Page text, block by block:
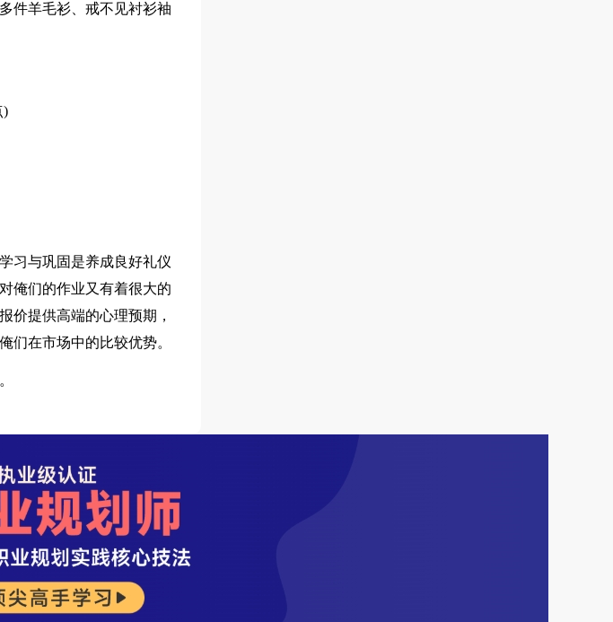
件羊毛衫、戒不见衬衫袖
)
习与巩固是养成良好礼仪
俺们的作业又有着很大的
价提供高端的心理预期，
们在市场中的比较优势。